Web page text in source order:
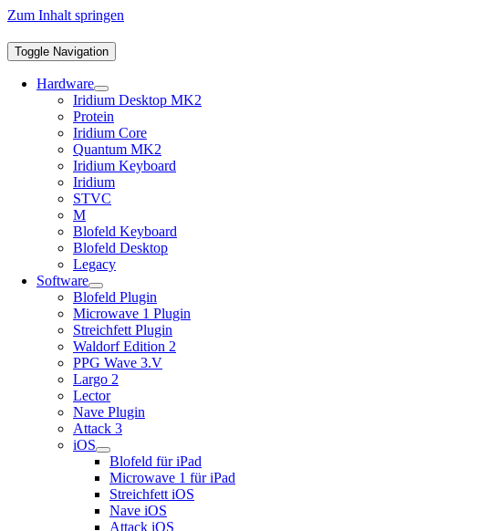
Zum Inhalt springen
Toggle Navigation
Hardware
Iridium Desktop MK2
Protein
Iridium Core
Quantum MK2
Iridium Keyboard
Iridium
STVC
M
Blofeld Keyboard
Blofeld Desktop
Legacy
Software
Blofeld Plugin
Microwave 1 Plugin
Streichfett Plugin
Waldorf Edition 2
PPG Wave 3.V
Largo 2
Lector
Nave Plugin
Attack 3
iOS
Blofeld für iPad
Microwave 1 für iPad
Streichfett iOS
Nave iOS
Attack iOS